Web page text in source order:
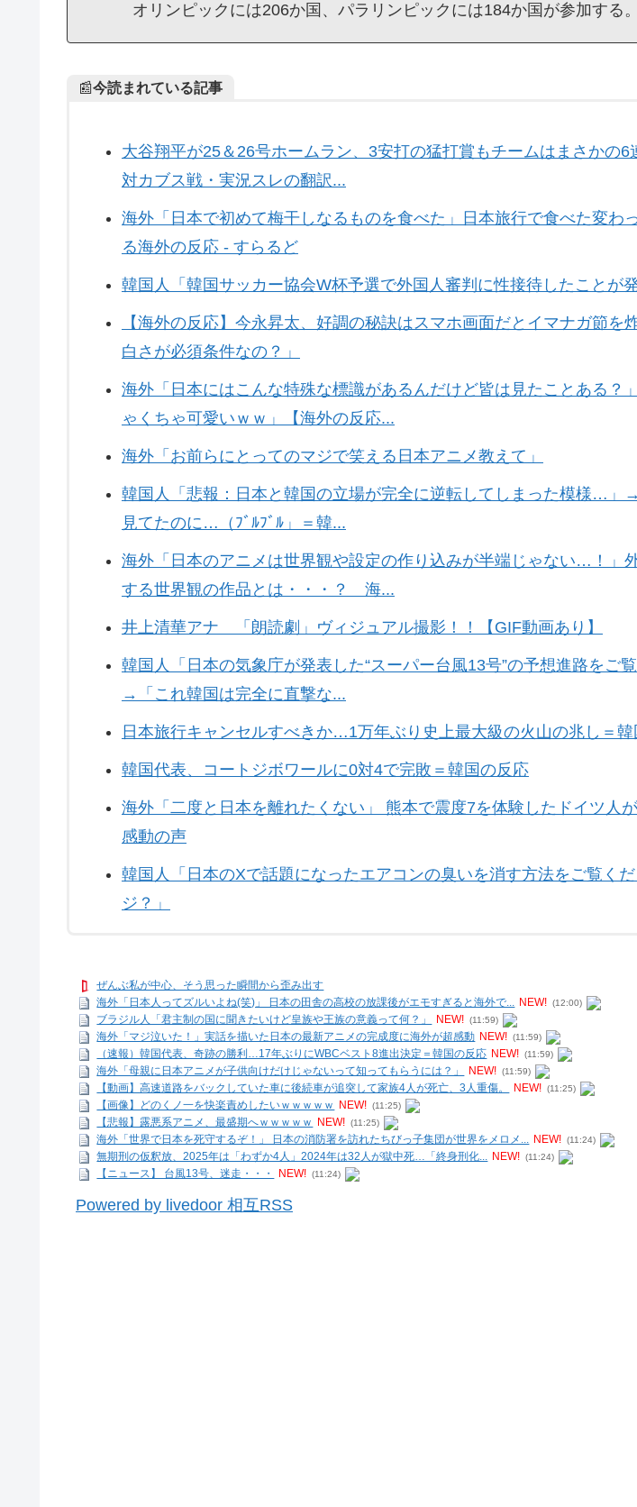
オリンピックには206か国、パラリンピックには184か国が参加する。
📰今読まれている記事
大谷翔平が25＆26号ホームラン、3安打の猛打賞もチームはまさかの6
対カブス戦・実況スレの翻訳...
海外「日本で初めて梅干しなるものを食べた」日本旅行で食べた変わ
る海外の反応 - すらるど
韓国人「韓国サッカー協会W杯予選で外国人審判に性接待したことが発
【海外の反応】今永昇太、好調の秘訣はスマホ画面だとイマナガ節を
白さが必須条件なの？」
海外「日本にはこんな特殊な標識があるんだけど皆は見たことある？
ゃくちゃ可愛いｗｗ」【海外の反応...
海外「お前らにとってのマジで笑える日本アニメ教えて」
韓国人「悲報：日本と韓国の立場が完全に逆転してしまった模様…」
見てたのに…（ﾌﾞﾙﾌﾞﾙ」＝韓...
海外「日本のアニメは世界観や設定の作り込みが半端じゃない…！」
する世界観の作品とは・・・？ 海...
井上清華アナ 「朗読劇」ヴィジュアル撮影！！【GIF動画あり】
韓国人「日本の気象庁が発表した“スーパー台風13号”の予想進路をご
→「これ韓国は完全に直撃な...
日本旅行キャンセルすべきか…1万年ぶり史上最大級の火山の兆し＝
韓国代表、コートジボワールに0対4で完敗＝韓国の反応
海外「二度と日本を離れたくない」 熊本で震度7を体験したドイツ人
感動の声
韓国人「日本のXで話題になったエアコンの臭いを消す方法をご覧く
ジ？」
ぜんぶ私が中心、そう思った瞬間から歪み出す
海外「日本人ってズルいよね(笑)」 日本の田舎の高校の放課後がエモすぎると海外で... NEW! (12:00)
ブラジル人「君主制の国に聞きたいけど皇族や王族の意義って何？」 NEW! (11:59)
海外「マジ泣いた！」実話を描いた日本の最新アニメの完成度に海外が超感動 NEW! (11:59)
（速報）韓国代表、奇跡の勝利…17年ぶりにWBCベスト8進出決定＝韓国の反応 NEW! (11:59)
海外「母親に日本アニメが子供向けだけじゃないって知ってもらうには？」 NEW! (11:59)
【動画】高速道路をバックしていた車に後続車が追突して家族4人が死亡、3人重傷。 NEW! (11:25)
【画像】どのくノ一を快楽責めしたいｗｗｗｗｗ NEW! (11:25)
【悲報】露悪系アニメ、最盛期へｗｗｗｗｗ NEW! (11:25)
海外「世界で日本を死守するぞ！」 日本の消防署を訪れたちびっ子集団が世界をメロメ... NEW! (11:24)
無期刑の仮釈放、2025年は「わずか4人」2024年は32人が獄中死…「終身刑化... NEW! (11:24)
【ニュース】 台風13号、迷走・・・ NEW! (11:24)
Powered by livedoor 相互RSS